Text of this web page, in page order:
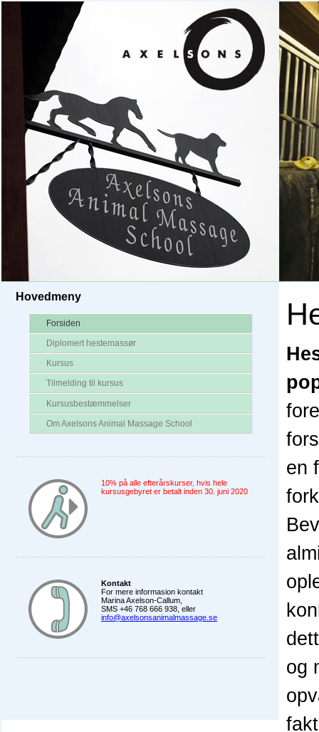
Hovedmeny
Forsiden
Diplomert hestemassør
Kursus
Tilmelding til kursus
Kursusbestæmmelser
Om Axelsons Animal Massage School
10% på alle efterårskurser, hvis hele
kursusgebyret er betalt inden 30. juni 2020
Kontakt
For mere informasion kontakt
Marina Axelson-Callum,
SMS +46 768 666 938, eller
info@axelsonsanimalmassage.se
en
og